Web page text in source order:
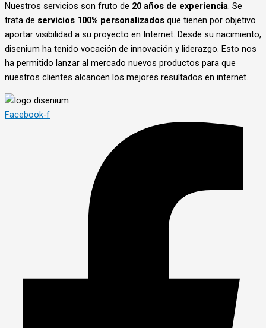
Nuestros servicios son fruto de 20 años de experiencia. Se
trata de servicios 100% personalizados que tienen por objetivo
aportar visibilidad a su proyecto en Internet. Desde su nacimiento,
disenium ha tenido vocación de innovación y liderazgo. Esto nos
ha permitido lanzar al mercado nuevos productos para que
nuestros clientes alcancen los mejores resultados en internet.
Facebook-f